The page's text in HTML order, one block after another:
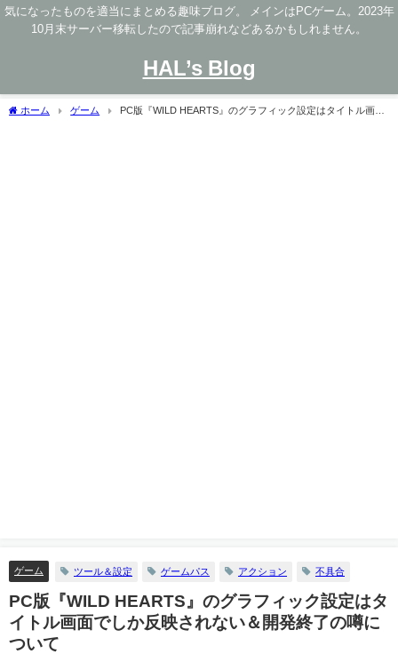
気になったものを適当にまとめる趣味ブログ。 メインはPCゲーム。2023年
10月末サーバー移転したので記事崩れなどあるかもしれません。
HAL’s Blog
ホーム ゲーム
PC版『WILD HEARTS』のグラフィック設定はタイトル画面
ゲーム ツール＆設定 ゲームパス アクション 不具合
PC版『WILD HEARTS』のグラフィック設定はタ
イトル画面でしか反映されない＆開発終了の噂に
ついて